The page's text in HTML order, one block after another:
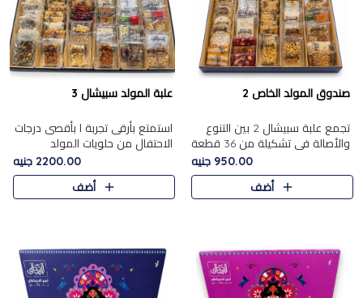
صندوق المولد الخاص 2
تجمع علبة سبيشال 2 بين التنوع
والأصالة في تشكيلة من 36 قطعة
تضم أشهر حلويات المولد الشرقية.
تحتوي العلبة على الجزرية بالفول،
والجزرية بالبن..
950.00 جنيه
أضف
علبة المولد سبيشال 3
استمتع بأرقى تجربة ا بأقصى درجات
الاحتفال من حلويات المولد
المصريه الأصيلة مع هذه الفخامة
مع علبة سبيشال 3 التي تضم 56
قطعة من تشكيلة استثن..
2200.00 جنيه
أضف